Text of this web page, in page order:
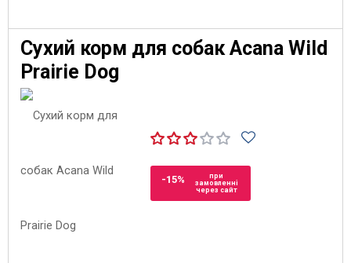
Сухий корм для собак Acana Wild
Prairie Dog
-15%
при
замовленні
через сайт